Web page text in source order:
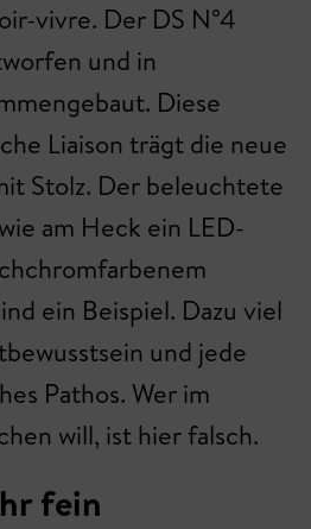
vivre. Der DS N°4
und in
Diese
Liaison trägt die neue
Stolz. Der beleuchtete
am Heck ein LED-
ein Beispiel. Dazu viel
und jede
Pathos. Wer im
will, ist hier falsch.
fein